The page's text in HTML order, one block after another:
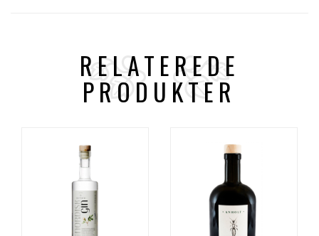
RELATEREDE
PRODUKTER